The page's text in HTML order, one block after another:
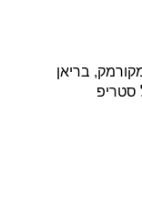
, בריאן
סטריפ